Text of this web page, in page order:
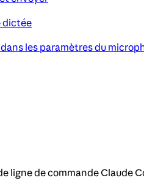
dictée
les paramètres du
ligne de commande Claude